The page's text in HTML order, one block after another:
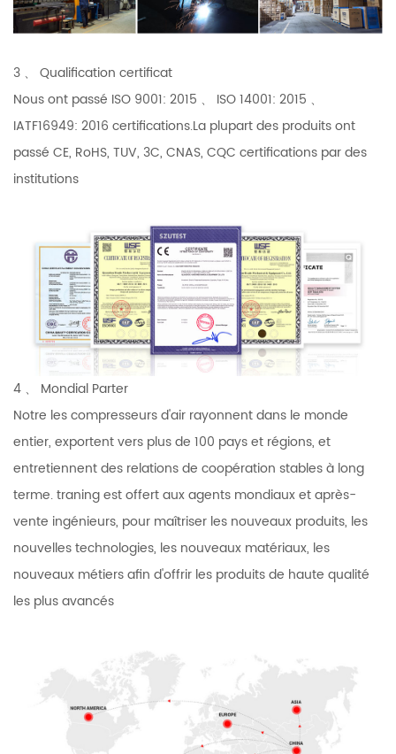
3 、 Qualification certificat
Nous ont passé ISO 9001: 2015 、 ISO 14001: 2015 、
IATF16949: 2016 certifications.La plupart des produits ont
passé CE, RoHS, TUV, 3C, CNAS, CQC certifications par des
institutions
4 、 Mondial Parter
Notre les compresseurs d'air rayonnent dans le monde
entier, exportent vers plus de 100 pays et régions, et
entretiennent des relations de coopération stables à long
terme. traning est offert aux agents mondiaux et après-
vente ingénieurs, pour maîtriser les nouveaux produits, les
nouvelles technologies, les nouveaux matériaux, les
nouveaux métiers afin d'offrir les produits de haute qualité
les plus avancés